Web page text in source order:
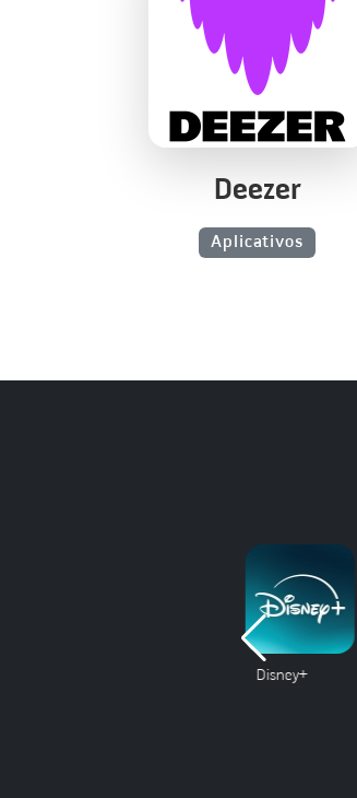
Deezer
Aplicativos
Disney+